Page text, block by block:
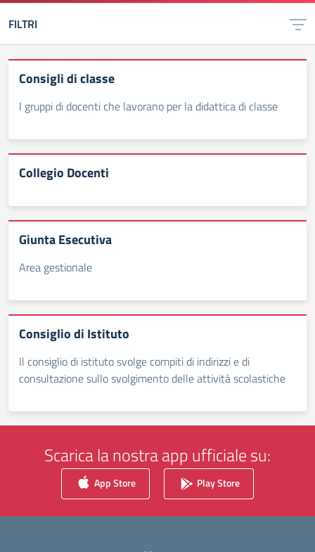
FILTRI
Consigli di classe
I gruppi di docenti che lavorano per la didattica di classe
Collegio Docenti
Giunta Esecutiva
Area gestionale
Consiglio di Istituto
Il consiglio di istituto svolge compiti di indirizzi e di
consultazione sullo svolgimento delle attività scolastiche
Scarica la nostra app ufficiale su:
App Store Play Store